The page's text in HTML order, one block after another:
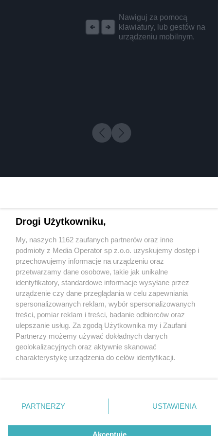
Nawiguj za pomocą
klawiatury, lub gestów na
urządzeniu mobilnym.
2 / 0
Wydawca mediów lokalnych
Nie zapomnij
zapoznać się z:
polityką prywatności regulamin korzystania z portali
Twojemiasto
Piekary Śląskie
Chorzów
Tarnowskie Góry
Gliwice
Skontakuj sięz nami
Kontakt
Wydawca
Redakcja
Drogi Użytkowniku,
My, naszych 1162 zaufanych partnerów oraz inne
podmioty z Media Operator sp z.o.o. uzyskujemy dostęp i
przechowujemy informacje na urządzeniu oraz
przetwarzamy dane osobowe, takie jak unikalne
identyfikatory, standardowe informacje wysyłane przez
urządzenie czy dane przeglądania w celu zapewniania
spersonalizowanych reklam, wybór spersonalizowanych
treści, pomiar reklam i treści, badanie odbiorców oraz
ulepszanie usług. Za zgodą Użytkownika my i Zaufani
Partnerzy możemy używać dokładnych danych
geolokalizacyjnych oraz aktywnie skanować
charakterystykę urządzenia do celów identyfikacji.
zmienić/wycofać klikając przycisk ustawień prywatności
znajdujący się w lewym dolnym rogu strony
rodzaje przetwarzania danych nie wymagają zgody
użytkownika, ale masz prawo sprzeciwić się takiemu
PARTNERZY USTAWIENIA
Akceptuję